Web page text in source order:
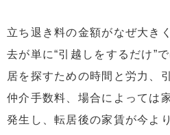
立ち退き料の金額がなぜ大き
去が単に“引越しをするだけ”
居を探すための時間と労力、
仲介手数料、場合によっては
発生し、転居後の家賃が今よ